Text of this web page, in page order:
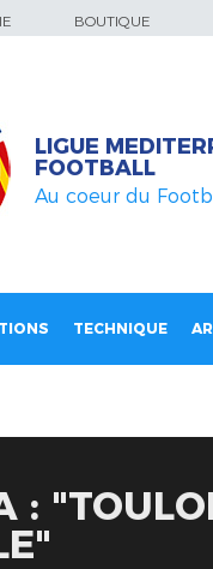
BOUTIQUE
LIGUE
FOOTBALL
Au coeur du
TECHNIQUE
: